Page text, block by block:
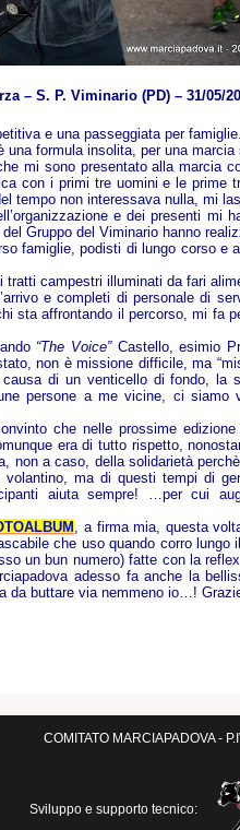
– S. P. Viminario (PD) – 31/05/
e una passeggiata per famiglie.
formula insolita, per una
mi sono presentato alla marcia
con i primi tre uomini e le prime
tempo non interessava nulla, mi
e dei presenti mi
Gruppo del Viminario hanno
famiglie, podisti di lungo corso e
campestri illuminati da fari
e completi di personale di
sta affrontando il percorso, mi fa
“The Voice”Castello, esimio
non è missione difficile, ma
di un venticello di fondo, la
persone a me vicine, ci siamo
che nelle prossime
era di tutto rispetto,
non a caso, della solidarietà
ma di questi tempi di
aiuta sempre! …per cui
, a firma mia, questa
che uso quando corro
un bun numero) fatte con la
adesso fa anche la
buttare via nemmeno io…!
COMITATO MARCIAPADOVA -
Sviluppo e supporto tecnico: